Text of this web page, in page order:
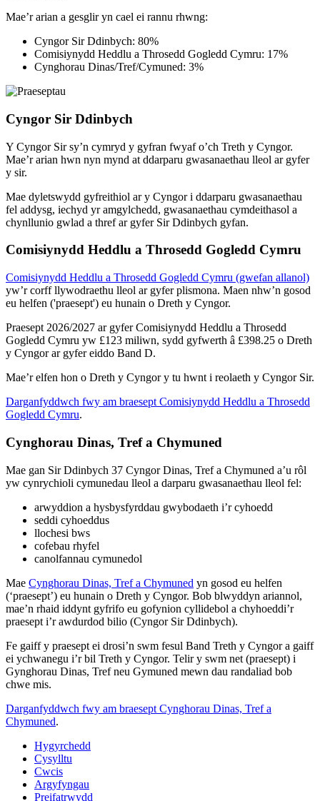
Mae’r arian a gesglir yn cael ei rannu rhwng:
Cyngor Sir Ddinbych: 80%
Comisiynydd Heddlu a Throsedd Gogledd Cymru: 17%
Cynghorau Dinas/Tref/Cymuned: 3%
Cyngor Sir Ddinbych
Y Cyngor Sir sy’n cymryd y gyfran fwyaf o’ch Treth y Cyngor.
Mae’r arian hwn nyn mynd at ddarparu gwasanaethau lleol ar gyfer
y sir.
Mae dyletswydd gyfreithiol ar y Cyngor i ddarparu gwasanaethau
fel addysg, iechyd yr amgylchedd, gwasanaethau cymdeithasol a
chynllunio gwlad a thref ar gyfer Sir Ddinbych gyfan.
Comisiynydd Heddlu a Throsedd Gogledd Cymru
Comisiynydd Heddlu a Throsedd Gogledd Cymru (gwefan allanol)
yw’r corff llywodraethu lleol ar gyfer plismona. Maen nhw’n gosod
eu helfen ('praesept') eu hunain o Dreth y Cyngor.
Praesept 2026/2027 ar gyfer Comisiynydd Heddlu a Throsedd
Gogledd Cymru yw £123 miliwn, sydd gyfwerth â £398.25 o Dreth
y Cyngor ar gyfer eiddo Band D.
Mae’r elfen hon o Dreth y Cyngor y tu hwnt i reolaeth y Cyngor Sir.
Darganfyddwch fwy am braesept Comisiynydd Heddlu a Throsedd
Gogledd Cymru.
Cynghorau Dinas, Tref a Chymuned
Mae gan Sir Ddinbych 37 Cyngor Dinas, Tref a Chymuned a’u rôl
yw cynrychioli cymunedau lleol a darparu gwasanaethau lleol fel:
arwyddion a hysbysfyrddau gwybodaeth i’r cyhoedd
seddi cyhoeddus
llochesi bws
cofebau rhyfel
canolfannau cymunedol
Mae Cynghorau Dinas, Tref a Chymuned yn gosod eu helfen
(‘praesept’) eu hunain o Dreth y Cyngor. Bob blwyddyn ariannol,
mae’n rhaid iddynt gyfrifo eu gofynion cyllidebol a chyhoeddi’r
praesept i’r awdurdod bilio (Cyngor Sir Ddinbych).
Fe gaiff y praesept ei drosi’n swm fesul Band Treth y Cyngor a gaiff
ei ychwanegu i’r bil Treth y Cyngor. Telir y swm net (praesept) i
Gynghorau Dinas, Tref neu Gymuned mewn dau randaliad bob
chwe mis.
Darganfyddwch fwy am braesept Cynghorau Dinas, Tref a
Chymuned.
Hygyrchedd
Cysylltu
Cwcis
Argyfyngau
Preifatrwydd